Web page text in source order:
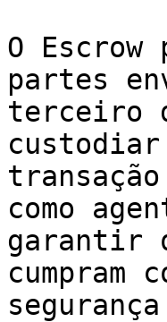
O
partes
terceiro
como
garantir
cumpram